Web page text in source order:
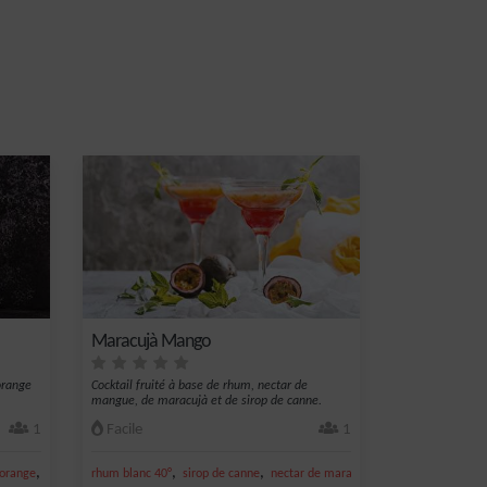
1
, sirop de grenadine
Maracujà Mango
Cocktail fruité à base de rhum, nectar de
mangue, de maracujà et de sirop de canne.
Facile 1
rhum blanc 40°, sirop de canne, nectar de maracujà